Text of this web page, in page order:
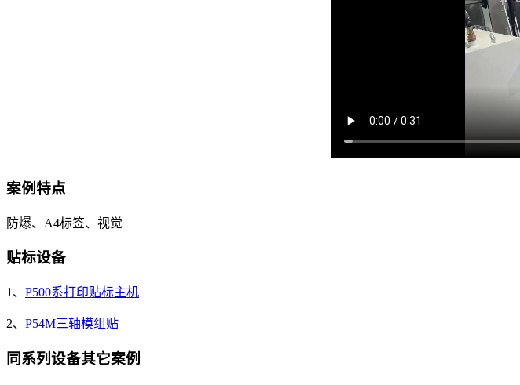
案例特点
防爆、A4标签、视觉
贴标设备
1、 P500系打印贴标主机
2、 P54M三轴模组贴
同系列设备其它案例